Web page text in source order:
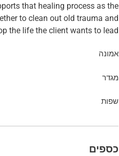
that healing process as the
to clean out old trauma and
the life the client wants to lead.
אמונה
מגדר
שפות
כספים